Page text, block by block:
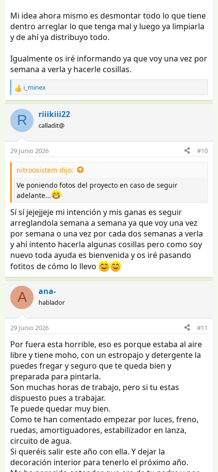
Mi idea ahora mismo es desmontar todo lo que tiene
dentro arreglar lo que tenga mal y luego ya limpiarla
y de ahí ya distribuyo todo.
Igualmente os iré informando ya que voy una vez por
semana a verla y hacerle cosillas.
R
e
a
o
n
e
i_minex
R riiikiii22
calladit@
29 Junio 2026 #10
nitroosistem dijo:
Ve poniendo fotos del proyecto en caso de seguir
adelante...
Sí sí jejejjeje mi intención y mis ganas es seguir
arreglandola semana a semana ya que voy una vez
por semana o una vez por cada dos semanas a verla
y ahí intento hacerla algunas cosillas pero como soy
nuevo toda ayuda es bienvenida y os iré pasando
fotitos de cómo lo llevo
A ana-
hablador
29 Junio 2026 #11
Por fuera esta horrible, eso es porque estaba al aire
libre y tiene moho, con un estropajo y detergente la
puedes fregar y seguro que te queda bien y
preparada para pintarla.
Son muchas horas de trabajo, pero si tu estas
dispuesto pues a trabajar.
Te puede quedar muy bien.
Como te han comentado empezar por luces, freno,
ruedas, amortiguadores, estabilizador en lanza,
circuito de agua.
Si queréis salir este año con ella. Y dejar la
decoración interior para tenerlo el próximo año.